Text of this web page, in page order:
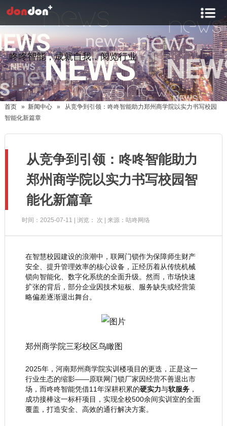
咚咚智能，成就自我，阅览行业
首页» 新闻中心» 从竞争到引领：咚咚智能助力郑州商学院以实力书写校园
智能化新篇章
从竞争到引领：咚咚智能助力
郑州商学院以实力书写校园智
能化新篇章
时间：2025-07-11 | 浏览： 次 | 来源：咕咚网络
在智慧校园建设的浪潮中，联网门锁作为保障师生财产
安全、提升管理效率的核心设备，正经历着从传统机械
锁向智能化、数字化系统的全面升级。然而，市场快速
扩张的背后，部分企业因技术短板、服务缺失或经营策
略偏差逐渐退出舞台。
郑州商学院三彩校区鸟瞰图
2025年，河南郑州商学院实训楼项目的更迭，正是这一
行业生态的缩影——原联网门锁厂家因经营不善退出市
场，而咚咚智能凭借11年深耕积累的硬实力与软服务，
成功接棒这一标杆项目，实现全校500余间实训室的全面
覆盖，打造安全、高效的通行解决方案。